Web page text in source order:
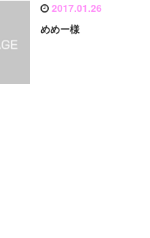
2017.01.26
めめー様